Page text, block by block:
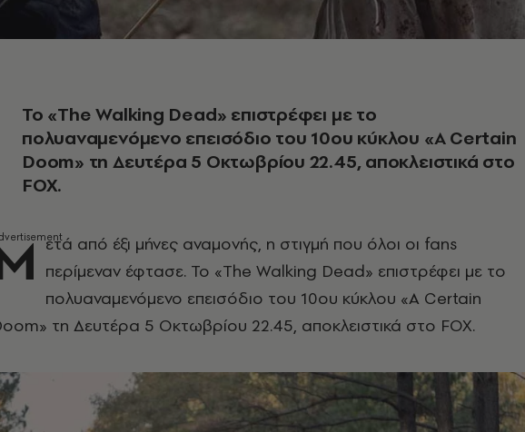
Το «The Walking Dead» επιστρέφει με το
πολυαναμενόμενο επεισόδιο του 10ου κύκλου «A Certain
Doom» τη Δευτέρα 5 Οκτωβρίου 22.45, αποκλειστικά στο
FOX.
ετά από έξι μήνες αναμονής, η στιγμή που όλοι οι fans
περίμεναν έφτασε. Το «The Walking Dead» επιστρέφει με το
πολυαναμενόμενο επεισόδιο του 10ου κύκλου «A Certain
τη Δευτέρα 5 Οκτωβρίου 22.45, αποκλειστικά στο FOX.